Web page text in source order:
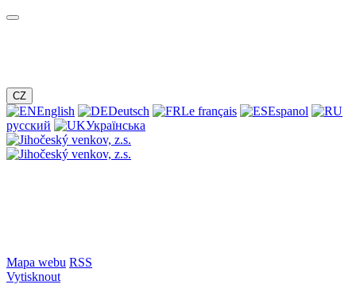
CZ
English Deutsch Le français
Espanol
русский
Українська
Mapa webu RSS
Vytisknout